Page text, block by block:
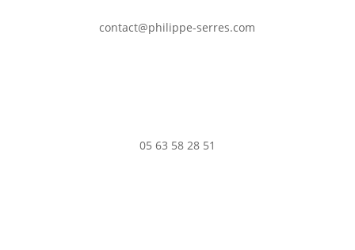
contact@philippe-serres.com
05 63 58 28 51